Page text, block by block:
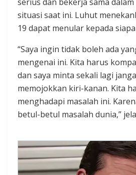
situasi saat ini. Luhut
19 dapat menular kepada
“Saya ingin tidak boleh ada
mengenai ini. Kita harus
dan saya minta sekali lagi
memojokkan kiri-kanan. Kita
menghadapi masalah ini.
betul-betul masalah dunia,”